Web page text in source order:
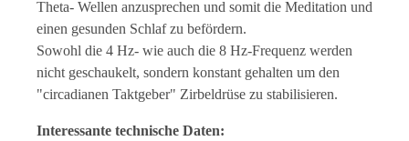
Theta- Wellen anzusprechen und somit die Meditation und
einen gesunden Schlaf zu befördern.
Sowohl die 4 Hz- wie auch die 8 Hz-Frequenz werden
nicht geschaukelt, sondern konstant gehalten um den
"circadianen Taktgeber" Zirbeldrüse zu stabilisieren.
Interessante technische Daten: